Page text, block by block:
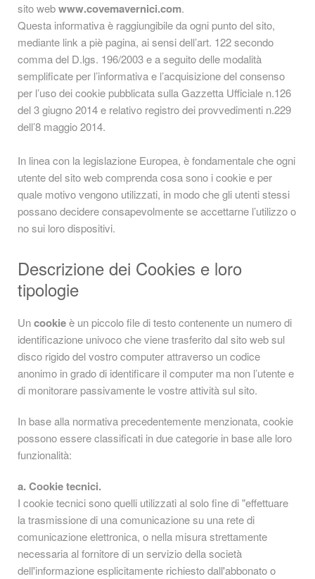
sito webwww.covemavernici.com.
Questa informativa è raggiungibile da ogni punto del sito,
mediante link a piè pagina, ai sensi dell’art. 122 secondo
comma del D.lgs. 196/2003 e a seguito delle modalità
semplificate per l’informativa e l’acquisizione del consenso
per l’uso dei cookie pubblicata sulla Gazzetta Ufficiale n.126
del 3 giugno 2014 e relativo registro dei provvedimenti n.229
dell’8 maggio 2014.
In linea con la legislazione Europea, è fondamentale che ogni
utente del sito web comprenda cosa sono i cookie e per
quale motivo vengono utilizzati, in modo che gli utenti stessi
possano decidere consapevolmente se accettarne l’utilizzo o
no sui loro dispositivi.
Descrizione dei Cookies e loro
tipologie
Uncookieè un piccolo file di testo contenente un numero di
identificazione univoco che viene trasferito dal sito web sul
disco rigido del vostro computer attraverso un codice
anonimo in grado di identificare il computer ma non l’utente e
di monitorare passivamente le vostre attività sul sito.
In base alla normativa precedentemente menzionata, cookie
possono essere classificati in due categorie in base alle loro
funzionalità:
a. Cookie tecnici.
I cookie tecnici sono quelli utilizzati al solo fine di "effettuare
la trasmissione di una comunicazione su una rete di
comunicazione elettronica, o nella misura strettamente
necessaria al fornitore di un servizio della società
dell'informazione esplicitamente richiesto dall'abbonato o